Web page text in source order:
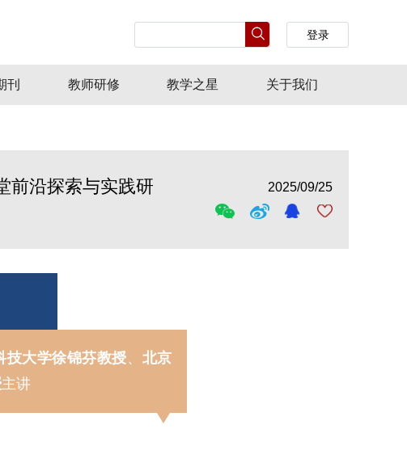
登录
刊 教师研修 教学之星 关于我们
前沿探索与实践研
2025/09/25
技大学徐锦芬教授、 北京
主讲